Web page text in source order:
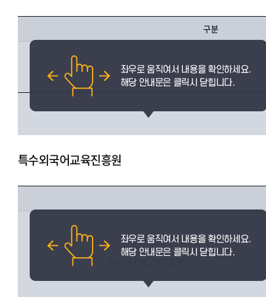
구분
인권센터(서울.글로벌)
특수외국어교육진흥원